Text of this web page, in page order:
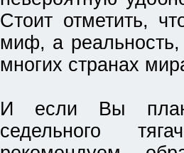
Стоит отметить,
миф, а реальность,
многих странах
И если Вы
седельного